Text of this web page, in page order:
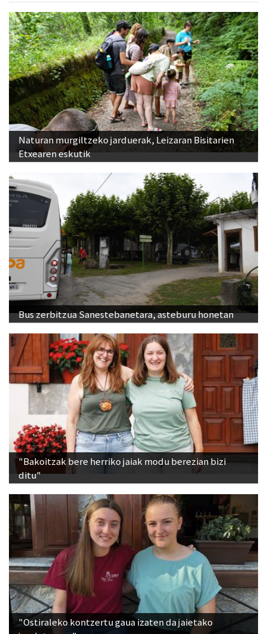
Naturan murgiltzeko jarduerak, Leizaran Bisitarien
Etxearen eskutik
Bus zerbitzua Sanestebanetara, asteburu honetan
"Bakoitzak bere herriko jaiak modu berezian bizi
ditu"
"Ostiraleko kontzertu gaua izaten da jaietako